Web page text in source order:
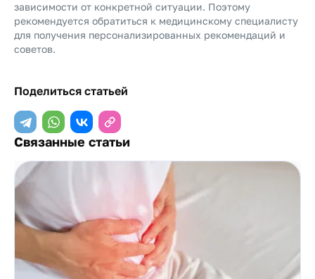
зависимости от конкретной ситуации. Поэтому
рекомендуется обратиться к медицинскому специалисту
для получения персонализированных рекомендаций и
советов.
Поделиться статьей
Связанные статьи